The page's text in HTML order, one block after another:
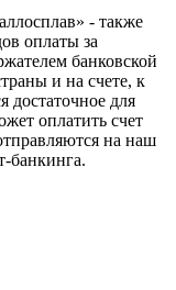
- также
оплаты за
банковской
и на счете, к
достаточное для
оплатить счет
на наш
банкинга.